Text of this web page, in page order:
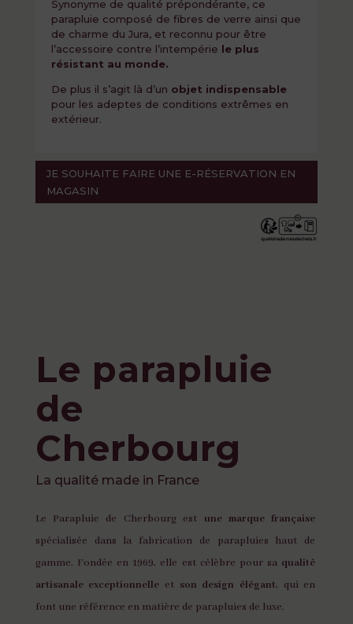
Synonyme de qualité prépondérante, ce
parapluie composé de fibres de verre ainsi que
de charme du Jura, et reconnu pour être
l’accessoire contre l’intempérie le plus
résistant au monde.
De plus il s’agit là d’un objet indispensable
pour les adeptes de conditions extrêmes en
extérieur.
JE SOUHAITE FAIRE UNE E-RÉSERVATION EN
MAGASIN
Le parapluie
de
Cherbourg
La qualité made in France
Le Parapluie de Cherbourg est une marque française
spécialisée dans la fabrication de parapluies haut de
gamme. Fondée en 1969, elle est célèbre pour sa qualité
artisanale exceptionnelle et son design élégant, qui en
font une référence en matière de parapluies de luxe.